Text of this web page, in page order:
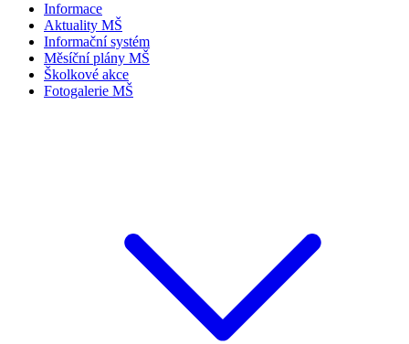
Informace
Aktuality MŠ
Informační systém
Měsíční plány MŠ
Školkové akce
Fotogalerie MŠ